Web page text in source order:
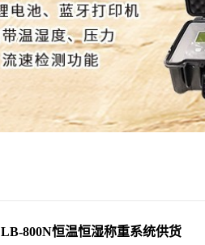
LB-800N恒温恒湿称重系统供货